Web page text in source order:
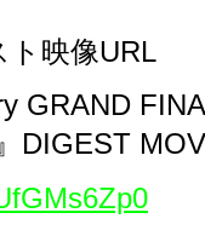
ト映像URL
GRAND
DIGEST